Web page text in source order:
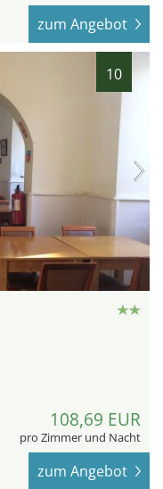
zum Angebot
10
108,69 EUR
pro Zimmer und Nacht
zum Angebot